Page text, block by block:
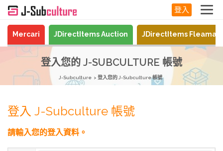
登入
Mercari JDirectItems Auction JDirectItems
登入您的 J-SUBCULTURE 帳號
J-Subculture 登入您的 J-Subculture 帳號
登入 J-Subculture 帳號
請輸入您的登入資料。